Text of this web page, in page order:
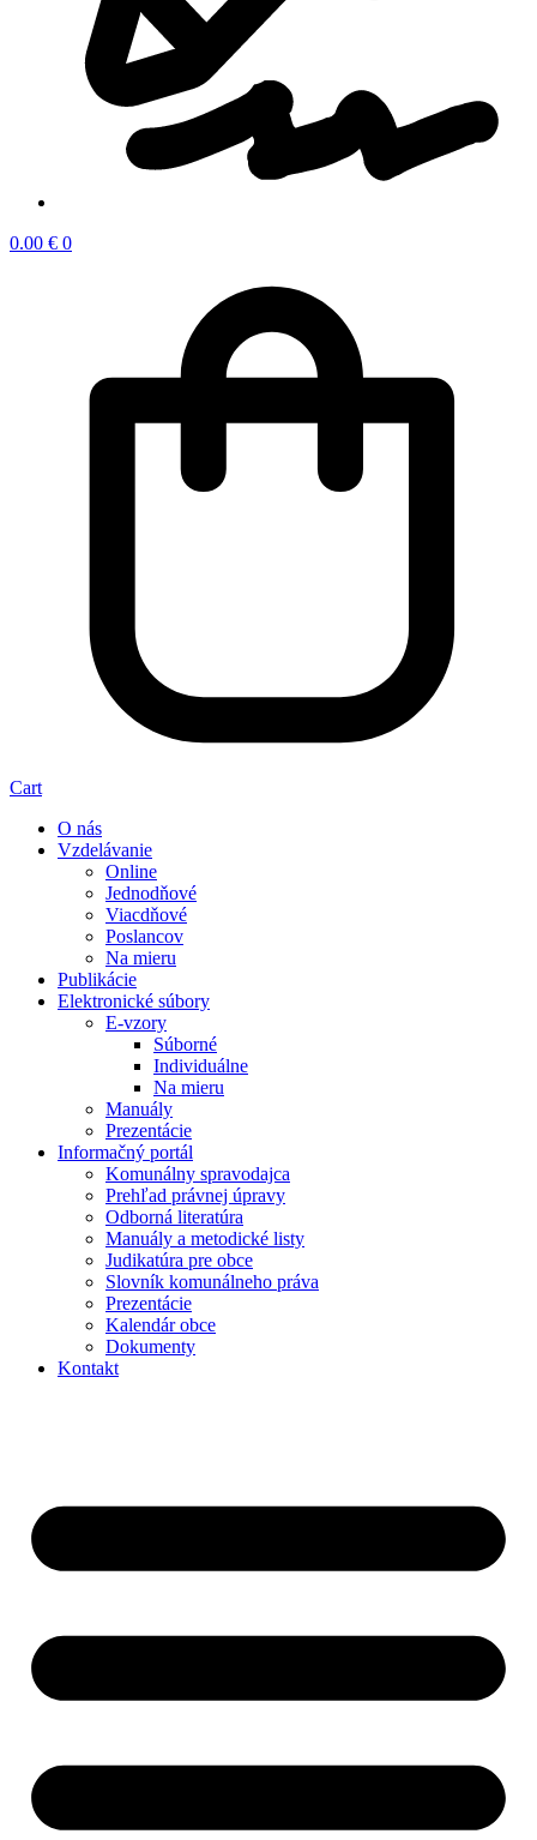
0.00 € 0
Cart
O nás
Vzdelávanie
Online
Jednodňové
Viacdňové
Poslancov
Na mieru
Publikácie
Elektronické súbory
E-vzory
Súborné
Individuálne
Na mieru
Manuály
Prezentácie
Informačný portál
Komunálny spravodajca
Prehľad právnej úpravy
Odborná literatúra
Manuály a metodické listy
Judikatúra pre obce
Slovník komunálneho práva
Prezentácie
Kalendár obce
Dokumenty
Kontakt